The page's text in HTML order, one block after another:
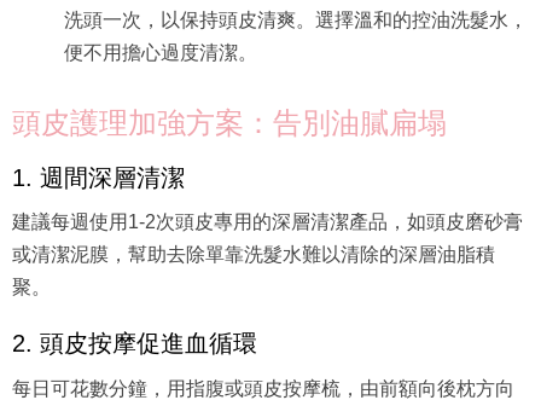
洗頭一次，以保持頭皮清爽。選擇溫和的控油洗髮水，
便不用擔心過度清潔。
頭皮護理加強方案：告別油膩扁塌
1. 週間深層清潔
建議每週使用1-2次頭皮專用的深層清潔產品，如頭皮磨砂膏
或清潔泥膜，幫助去除單靠洗髮水難以清除的深層油脂積
聚。
2. 頭皮按摩促進血循環
每日可花數分鐘，用指腹或頭皮按摩梳，由前額向後枕方向